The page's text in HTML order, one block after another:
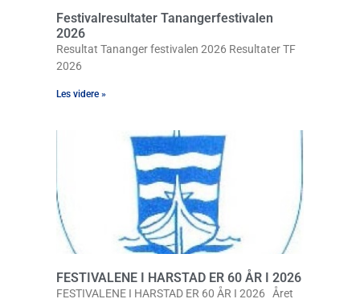
Festivalresultater Tanangerfestivalen
2026
Resultat Tananger festivalen 2026 Resultater TF
2026
Les videre »
FESTIVALENE I HARSTAD ER 60 ÅR I 2026
FESTIVALENE I HARSTAD ER 60 ÅR I 2026 Året